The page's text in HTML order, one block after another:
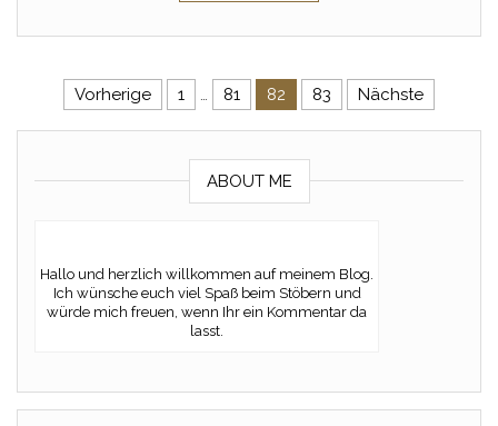
Seitennummerierung der
Vorherige 1 81 82 83 Nächste
ABOUT ME
Hallo und herzlich willkommen auf meinem Blog.
Ich wünsche euch viel Spaß beim Stöbern und
würde mich freuen, wenn Ihr ein Kommentar da
lasst.